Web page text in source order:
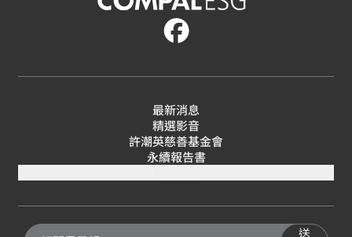
最新消息
精選影音
許潮英慈善基金會
永續報告書
送